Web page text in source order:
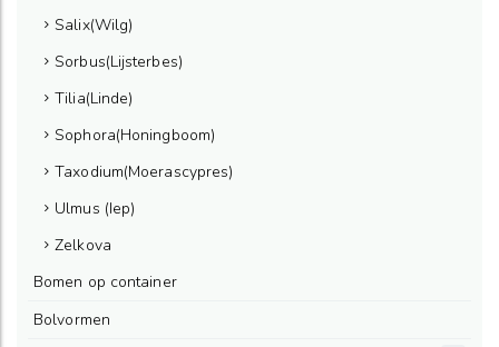
Salix(Wilg)
Sorbus(Lijsterbes)
Tilia(Linde)
Sophora(Honingboom)
Taxodium(Moerascypres)
Ulmus (Iep)
Zelkova
Bomen op container
Bolvormen